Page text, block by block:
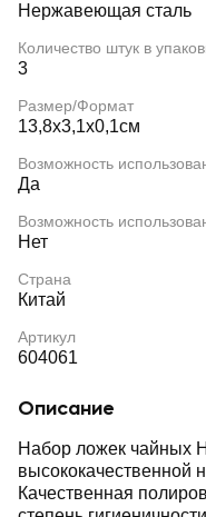
Нержавеющая сталь
Количество штук в
3
Размер/Формат
13,8x3,1x0,1см
Возможность
Да
Возможность
Нет
Страна
Китай
Артикул
604061
Описание
Набор ложек чайных
высококачественной
Качественная